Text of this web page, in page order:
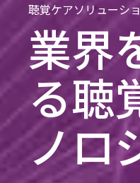
聴覚ケアソリューシ
業界
る聴
ノロ